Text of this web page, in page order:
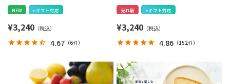
NEW eギフト対応
¥3,240
4.67 （6件）
売れ筋 eギフト対応
¥3,240
4.86 （152件）